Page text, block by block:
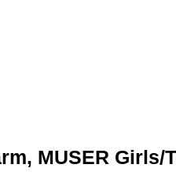
MUSER Girls/